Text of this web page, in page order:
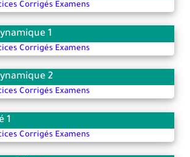
Corrigés Examens
1
Corrigés Examens
2
Corrigés Examens
1
Corrigés Examens